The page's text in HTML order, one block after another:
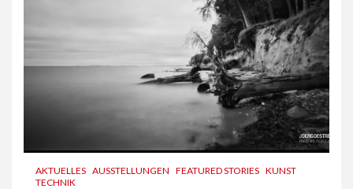
AKTUELLES AUSSTELLUNGEN FEATURED STORIES KUNST
TECHNIK